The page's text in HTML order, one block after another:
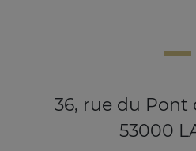
36, rue du Pont
53000